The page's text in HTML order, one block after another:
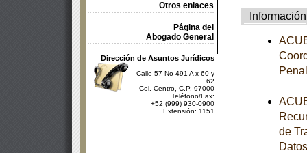
Otros enlaces
Página del
Abogado General
Dirección de Asuntos Jurídicos
Calle 57 No 491 A x 60 y
62
Col. Centro, C.P. 97000
Teléfono/Fax:
+52 (999) 930-0900
Extensión: 1151
Información
de